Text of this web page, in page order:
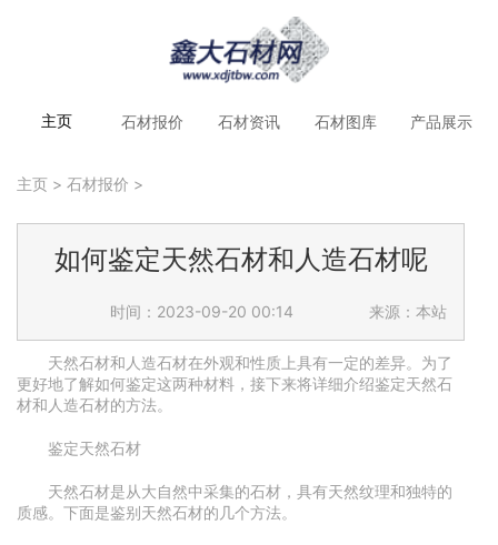
主页 石材报价 石材资讯 石材图库 产品展示
主页 > 石材报价 >
如何鉴定天然石材和人造石材呢
时间：2023-09-20 00:14 来源：本站
天然石材和人造石材在外观和性质上具有一定的差异。为了
更好地了解如何鉴定这两种材料，接下来将详细介绍鉴定天然石
材和人造石材的方法。
鉴定天然石材
天然石材是从大自然中采集的石材，具有天然纹理和独特的
质感。下面是鉴别天然石材的几个方法。